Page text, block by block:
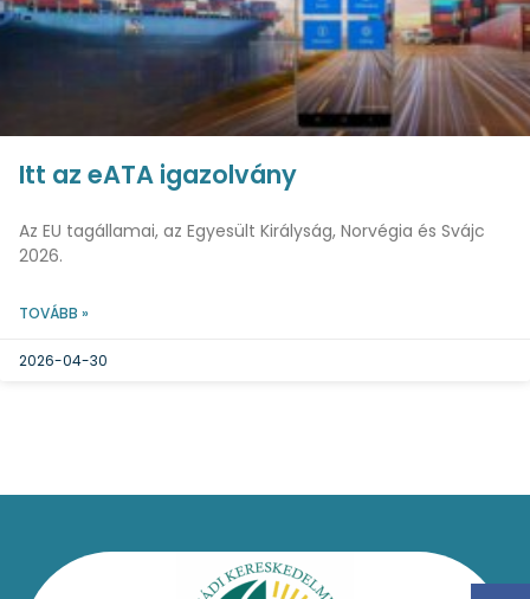
Itt az eATA igazolvány
Az EU tagállamai, az Egyesült Királyság, Norvégia és Svájc
2026.
TOVÁBB »
2026-04-30